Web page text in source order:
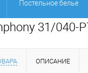
Постельное белье
31/040-
ОПИСАНИЕ